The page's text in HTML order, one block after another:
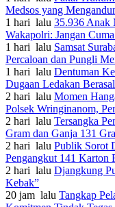
Medsos yang
1 hari lalu 35.936 Anak
Wakapolri: Jangan
1 hari lalu Samsat
Percaloan dan Pungli
1 hari lalu Dentuman
Dugaan Ledakan
2 hari lalu Momen
Polsek Wringinanom,
2 hari lalu Tersangka
Gram dan Ganja 131
2 hari lalu Publik Sorot
Pengangkut 141 Karton
2 hari lalu Djangkung
Kebak”
20 jam lalu Tangkap